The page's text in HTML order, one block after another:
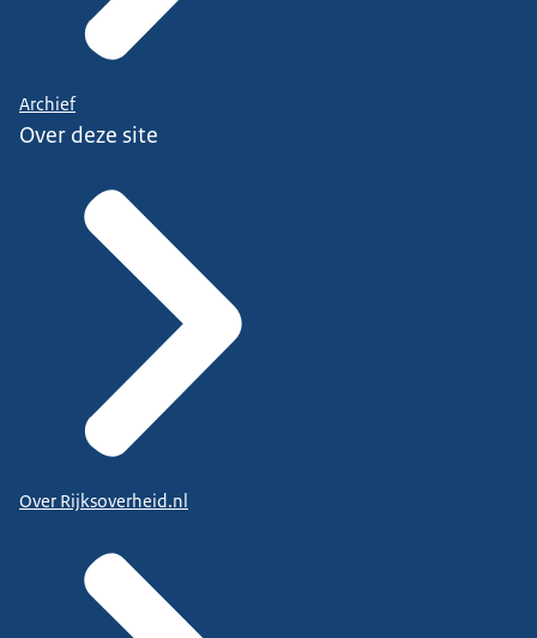
Archief
Over deze site
Over Rijksoverheid.nl